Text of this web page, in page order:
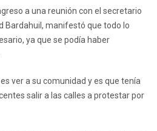
a una reunión con el secretario
Bardahuil, manifestó que todo lo
ya que se podía haber
ver a su comunidad y es que tenía
salir a las calles a protestar por